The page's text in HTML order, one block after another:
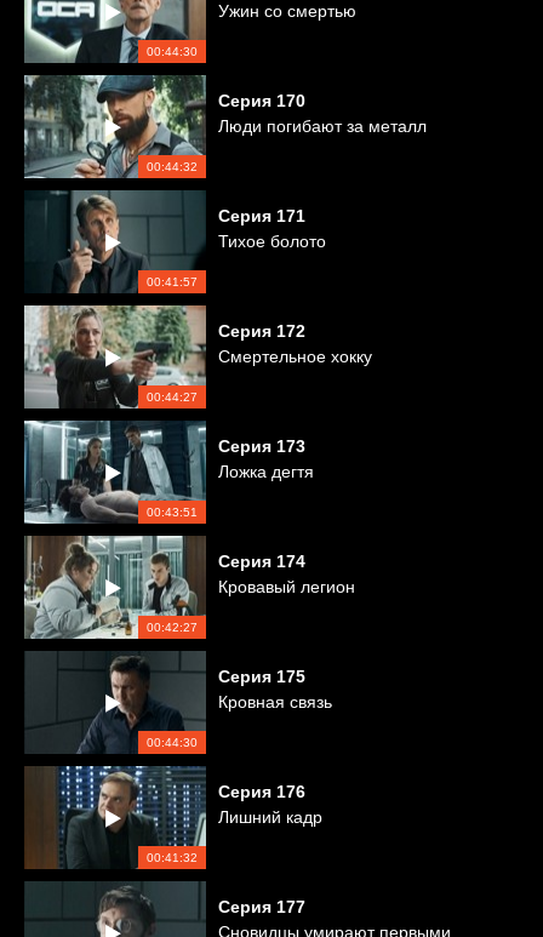
00:44:30
Ужин со смертью
00:44:32
Серия 170
Люди погибают за металл
00:41:57
Серия 171
Тихое болото
00:44:27
Серия 172
Смертельное хокку
00:43:51
Серия 173
Ложка дегтя
00:42:27
Серия 174
Кровавый легион
00:44:30
Серия 175
Кровная связь
00:41:32
Серия 176
Лишний кадр
Серия 177
Сновидцы умирают первыми